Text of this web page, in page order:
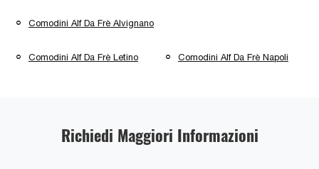
Comodini Alf Da Frè Alvignano
Comodini Alf Da Frè Letino Comodini Alf Da Frè Napoli
Richiedi Maggiori Informazioni